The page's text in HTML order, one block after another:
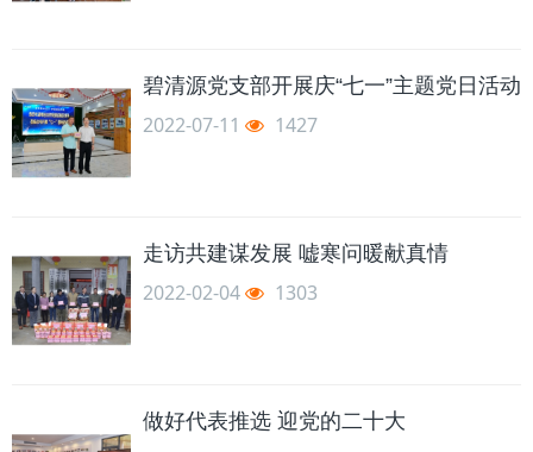
碧清源党支部开展庆“七一”主题党日活动
2022-07-11 1427
走访共建谋发展 嘘寒问暖献真情
2022-02-04 1303
做好代表推选 迎党的二十大